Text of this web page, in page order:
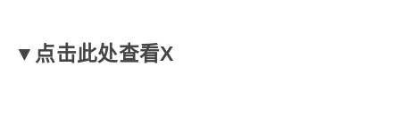
▼点击此处查看X